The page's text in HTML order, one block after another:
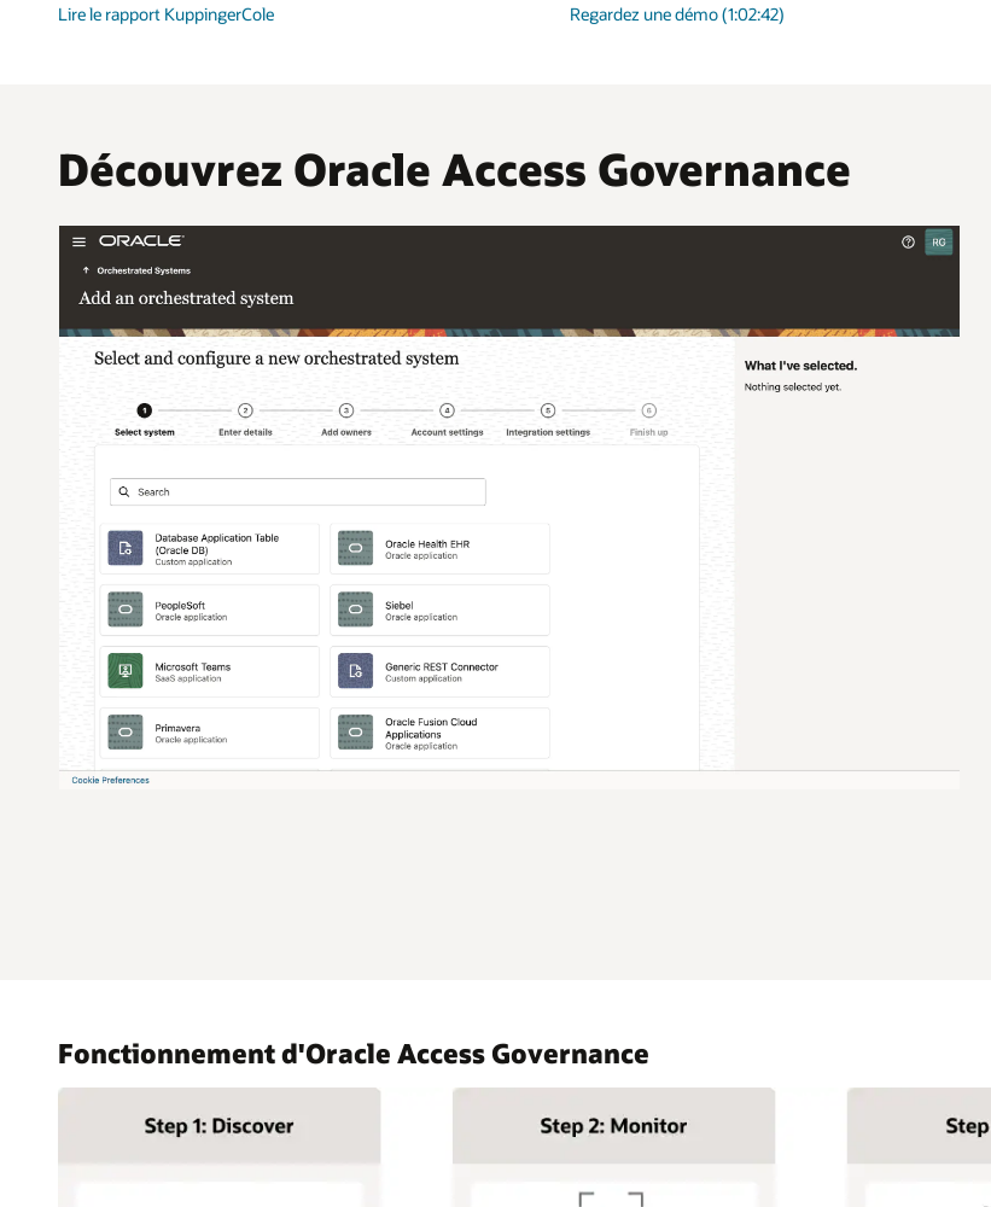
Lire le rapport KuppingerCole Regardez une démo (1:02:42)
Découvrez Oracle Access Governance
Fonctionnement d'Oracle Access Governance